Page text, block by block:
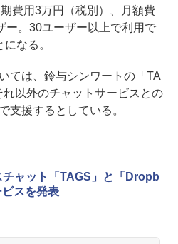
費用3万円（税別）、月額費
ー。30ユーザー以上で利用で
なる。
ては、鈴与シンワートの「TA
以外のチャットサービスとの
支援するとしている。
ャット「TAGS」と「Dropb
スを発表